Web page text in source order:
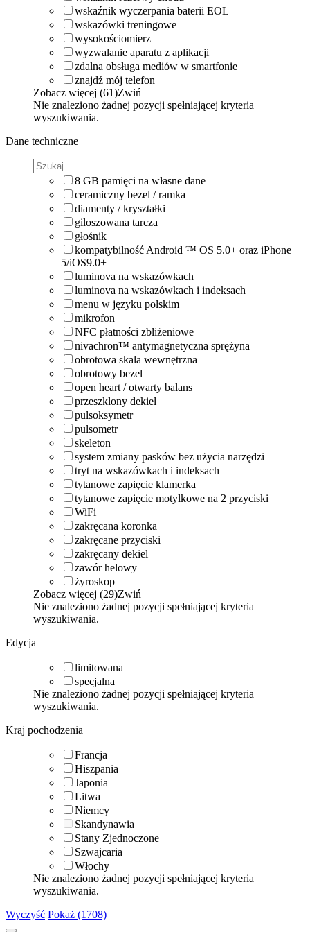
wskaźnik wyczerpania baterii EOL
wskazówki treningowe
wysokościomierz
wyzwalanie aparatu z aplikacji
zdalna obsługa mediów w smartfonie
znajdź mój telefon
Zobacz więcej (61)Zwiń
Nie znaleziono żadnej pozycji spełniającej kryteria
wyszukiwania.
Dane techniczne
8 GB pamięci na własne dane
ceramiczny bezel / ramka
diamenty / kryształki
giloszowana tarcza
głośnik
kompatybilność Android ™ OS 5.0+ oraz iPhone
5/iOS9.0+
luminova na wskazówkach
luminova na wskazówkach i indeksach
menu w języku polskim
mikrofon
NFC płatności zbliżeniowe
nivachron™ antymagnetyczna sprężyna
obrotowa skala wewnętrzna
obrotowy bezel
open heart / otwarty balans
przeszklony dekiel
pulsoksymetr
pulsometr
skeleton
system zmiany pasków bez użycia narzędzi
tryt na wskazówkach i indeksach
tytanowe zapięcie klamerka
tytanowe zapięcie motylkowe na 2 przyciski
WiFi
zakręcana koronka
zakręcane przyciski
zakręcany dekiel
zawór helowy
żyroskop
Zobacz więcej (29)Zwiń
Nie znaleziono żadnej pozycji spełniającej kryteria
wyszukiwania.
Edycja
limitowana
specjalna
Nie znaleziono żadnej pozycji spełniającej kryteria
wyszukiwania.
Kraj pochodzenia
Francja
Hiszpania
Japonia
Litwa
Niemcy
Skandynawia
Stany Zjednoczone
Szwajcaria
Włochy
Nie znaleziono żadnej pozycji spełniającej kryteria
wyszukiwania.
Wyczyść Pokaż (1708)